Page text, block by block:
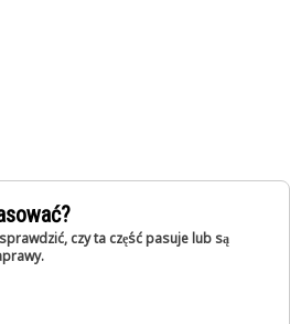
czy ta część pasuje lub są